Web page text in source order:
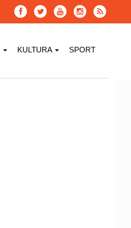
KULTURA SPORT